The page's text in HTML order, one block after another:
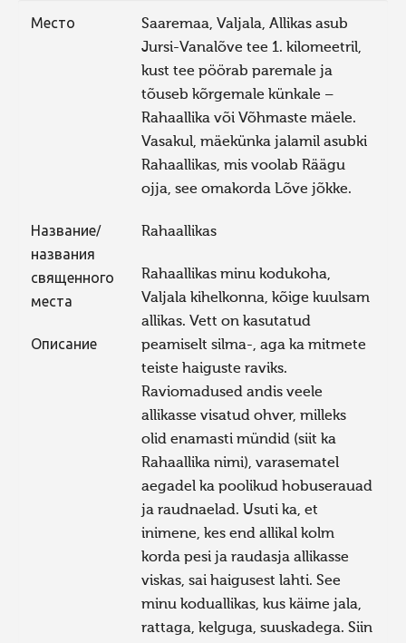
Место
Saaremaa, Valjala, Allikas asub
Jursi-Vanalõve tee 1. kilomeetril,
kust tee pöörab paremale ja
tõuseb kõrgemale künkale –
Rahaallika või Võhmaste mäele.
Vasakul, mäekünka jalamil asubki
Rahaallikas, mis voolab Räägu
ojja, see omakorda Lõve jõkke.
Название/
названия
священного
места
Rahaallikas
Описание
Rahaallikas minu kodukoha,
Valjala kihelkonna, kõige kuulsam
allikas. Vett on kasutatud
peamiselt silma-, aga ka mitmete
teiste haiguste raviks.
Raviomadused andis veele
allikasse visatud ohver, milleks
olid enamasti mündid (siit ka
Rahaallika nimi), varasematel
aegadel ka poolikud hobuserauad
ja raudnaelad. Usuti ka, et
inimene, kes end allikal kolm
korda pesi ja raudasja allikasse
viskas, sai haigusest lahti. See
minu koduallikas, kus käime jala,
rattaga, kelguga, suuskadega. Siin